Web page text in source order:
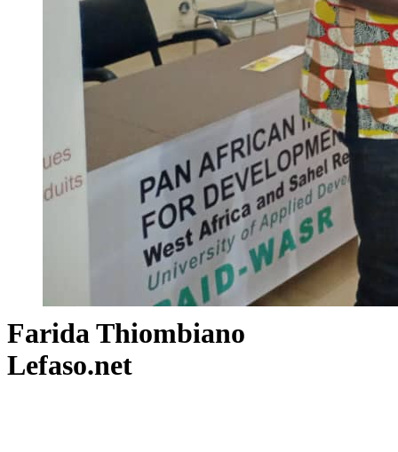
Farida Thiombiano
Lefaso.net